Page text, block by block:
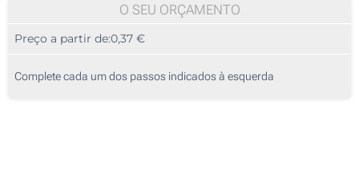
370
925
O SEU ORÇAMENTO
Preço a partir de:0,37 €
Complete cada um dos passos indicados à esquerda